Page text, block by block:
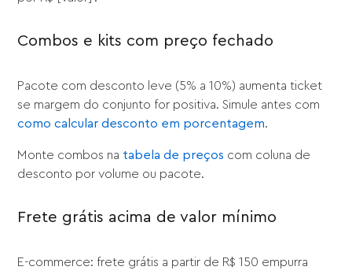
Combos e kits com preço fechado
Pacote com desconto leve (5% a 10%) aumenta ticket
se margem do conjunto for positiva. Simule antes com
como calcular desconto em porcentagem.
Monte combos na tabela de preços com coluna de
desconto por volume ou pacote.
Frete grátis acima de valor mínimo
E-commerce: frete grátis a partir de R$ 150 empurra